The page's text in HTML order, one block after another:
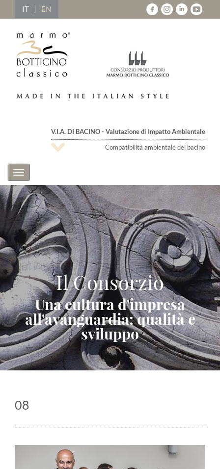
IT EN
V.I.A. DI BACINO - Valutazione di Impatto Ambientale
Compatibilità ambientale del bacino
Toggle
navigation
Il Consorzio
Una cultura d'impresa
all'avanguardia: qualità e
sviluppo
08